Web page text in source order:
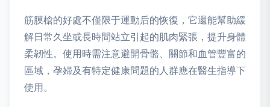
筋膜槍的好處不僅限于運動后的恢復，它還能幫助緩
解日常久坐或長時間站立引起的肌肉緊張，提升身體
柔韌性。使用時需注意避開骨骼、關節和血管豐富的
區域，孕婦及有特定健康問題的人群應在醫生指導下
使用。